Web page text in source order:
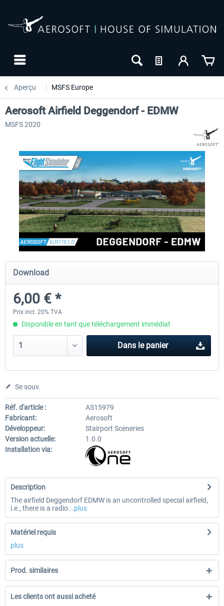
Aperçu MSFS Europe
Aerosoft Airport Cologne/Bonn
18,10 € *
sim-wings Hamburg
Aerosoft Airfield Deggendorf - EDMW
MSFS 2020
Download
6,00 € *
Prix incl. 20% TVA
Disponible en tant que téléchargement immédiat
Dans le panier
Se souv.
Réf. d'article :
AS15979
Fabricant:
Aerosoft
Développeur:
Stairport Sceneries
Version actuelle:
1.0.0
Installation via:
Description
The airfield Deggendorf EDMW is an uncontrolled special airfield,
i.e., there is a radio...plus
Matériel requis
plus
Prod. similaires
Les clients ont aussi acheté